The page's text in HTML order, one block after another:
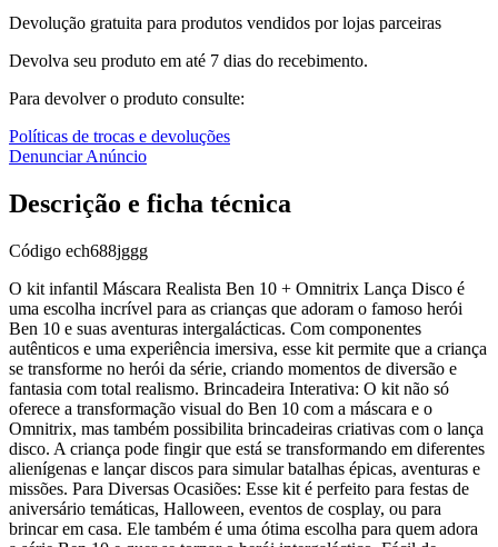
Devolução gratuita para produtos vendidos por lojas parceiras
Devolva seu produto em até 7 dias do recebimento.
Para devolver o produto consulte:
Políticas de trocas e devoluções
Denunciar Anúncio
Descrição e ficha técnica
Código ech688jggg
O kit infantil Máscara Realista Ben 10 + Omnitrix Lança Disco é
uma escolha incrível para as crianças que adoram o famoso herói
Ben 10 e suas aventuras intergalácticas. Com componentes
autênticos e uma experiência imersiva, esse kit permite que a criança
se transforme no herói da série, criando momentos de diversão e
fantasia com total realismo. Brincadeira Interativa: O kit não só
oferece a transformação visual do Ben 10 com a máscara e o
Omnitrix, mas também possibilita brincadeiras criativas com o lança
disco. A criança pode fingir que está se transformando em diferentes
alienígenas e lançar discos para simular batalhas épicas, aventuras e
missões. Para Diversas Ocasiões: Esse kit é perfeito para festas de
aniversário temáticas, Halloween, eventos de cosplay, ou para
brincar em casa. Ele também é uma ótima escolha para quem adora